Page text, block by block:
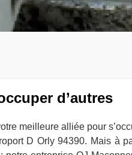
d’autres
meilleure alliée pour
D Orly 94390. Mais à